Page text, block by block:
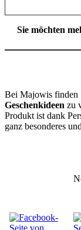
Sie möchten
Bei Majowis finden
Geschenkideen zu
Produkt ist dank
ganz besonderes